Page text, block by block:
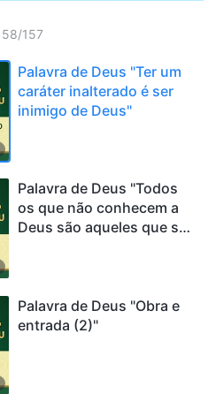
58/157
Palavra de Deus "Ter um
caráter inalterado é ser
inimigo de Deus"
Palavra de Deus "Todos
os que não conhecem a
Deus são aqueles que se
Palavra de Deus "Obra e
entrada (2)"